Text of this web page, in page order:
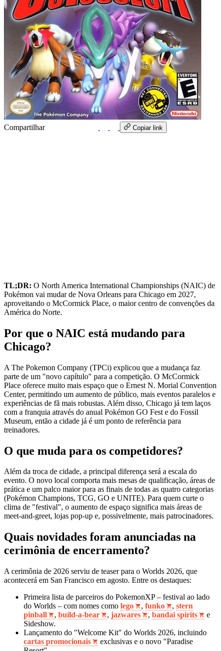
Compartilhar Copiar link
TL;DR: O North America International Championships (NAIC) de
Pokémon vai mudar de Nova Orleans para Chicago em 2027,
aproveitando o McCormick Place, o maior centro de convenções da
América do Norte.
Por que o NAIC está mudando para
Chicago?
A The Pokemon Company (TPCi) explicou que a mudança faz
parte de um "novo capítulo" para a competição. O McCormick
Place oferece muito mais espaço que o Ernest N. Morial Convention
Center, permitindo um aumento de público, mais eventos paralelos e
experiências de fã mais robustas. Além disso, Chicago já tem laços
com a franquia através do anual Pokémon GO Fest e do Fossil
Museum, então a cidade já é um ponto de referência para
treinadores.
O que muda para os competidores?
Além da troca de cidade, a principal diferença será a escala do
evento. O novo local comporta mais mesas de qualificação, áreas de
prática e um palco maior para as finais de todas as quatro categorias
(Pokémon Champions, TCG, GO e UNITE). Para quem curte o
clima de "festival", o aumento de espaço significa mais áreas de
meet‑and‑greet, lojas pop‑up e, possivelmente, mais patrocinadores.
Quais novidades foram anunciadas na
cerimônia de encerramento?
A cerimônia de 2026 serviu de teaser para o Worlds 2026, que
acontecerá em San Francisco em agosto. Entre os destaques:
Primeira lista de parceiros do PokemonXP – festival ao lado
do Worlds – com nomes como lego , funko , stern
pinball
, build‑a‑bear , jazwares , bandai spirits
e
Sideshow.
Lançamento do "Welcome Kit" do Worlds 2026, incluindo
cartas promocionais
exclusivas e o novo "Paradise